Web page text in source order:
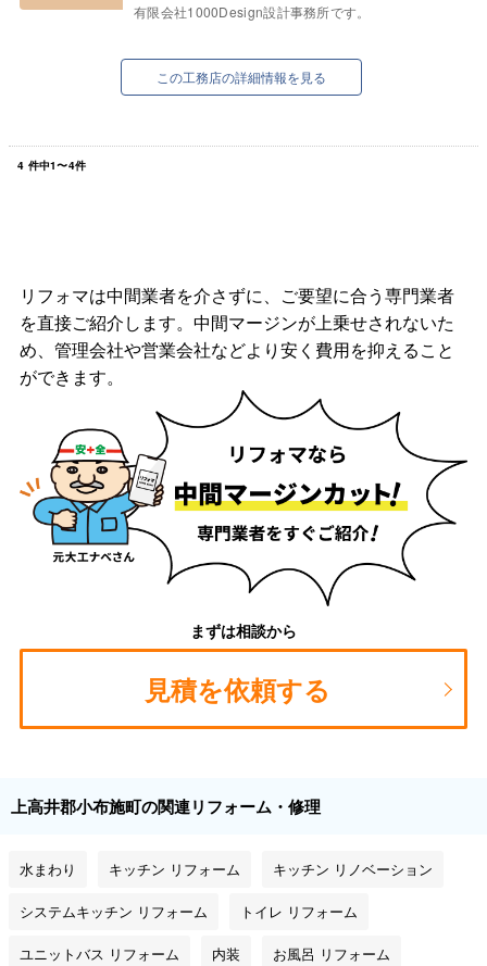
有限会社1000Design設計事務所です。
この工務店の詳細情報を見る
4 件中1〜4件
リフォマは中間業者を介さずに、ご要望に合う専門業者
を直接ご紹介します。中間マージンが上乗せされないた
め、管理会社や営業会社などより安く費用を抑えること
ができます。
まずは相談から
見積を依頼する
上高井郡小布施町の関連リフォーム・修理
水まわり キッチン リフォーム キッチン リノベーション
システムキッチン リフォーム トイレ リフォーム
ユニットバス リフォーム 内装 お風呂 リフォーム